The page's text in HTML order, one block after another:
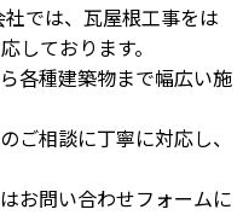
では、瓦屋根工事をは
しております。
各種建築物まで幅広い施
ご相談に丁寧に対応し、
お問い合わせフォームに